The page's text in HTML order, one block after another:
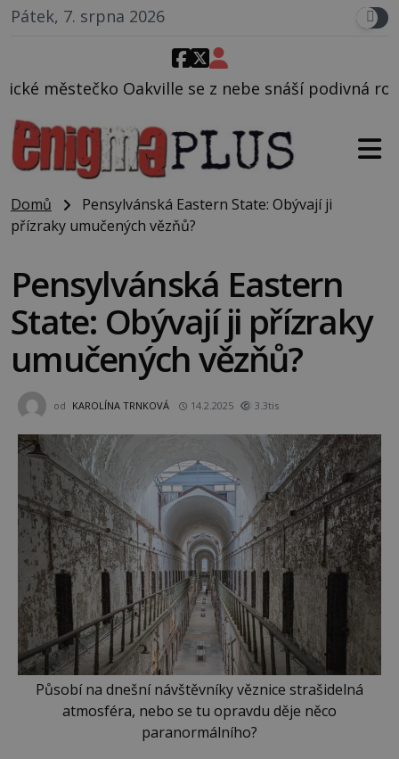
Pátek, 7. srpna 2026
se z nebe snáší podivná rosolovitá látka
Domů
Pensylvánská Eastern State: Obývají ji
přízraky umučených vězňů?
Pensylvánská Eastern
State: Obývají ji přízraky
umučených vězňů?
od KAROLÍNA TRNKOVÁ 14.2.2025 3.3tis
Působí na dnešní návštěvníky věznice strašidelná
atmosféra, nebo se tu opravdu děje něco
paranormálního?